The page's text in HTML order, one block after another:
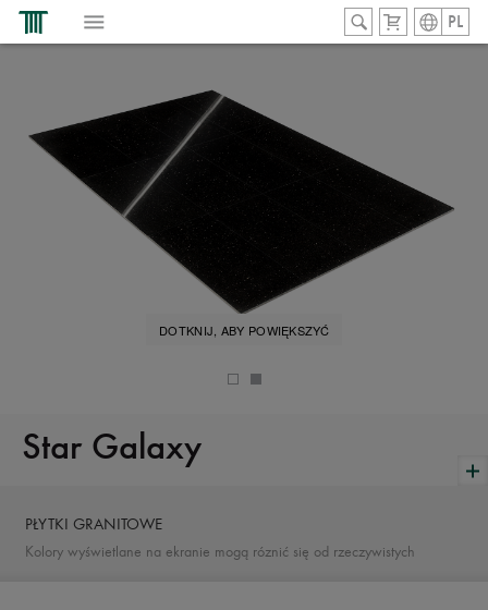
PL
Star Galaxy
DOTKNIJ, ABY POWIĘKSZYĆ
PŁYTKI GRANITOWE
Kolory wyświetlane na ekranie mogą róznić się od rzeczywistych